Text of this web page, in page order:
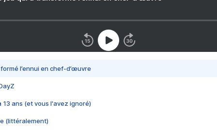
l’ennui en chef-d’œuvre
13 ans (et vous l'avez ignoré)
(littéralement)